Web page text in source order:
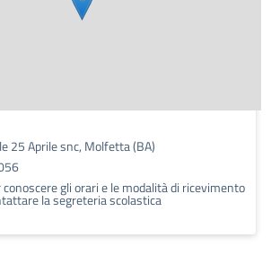
25 Aprile snc, Molfetta (BA)
conoscere gli orari e le modalità di ricevimento
la segreteria scolastica